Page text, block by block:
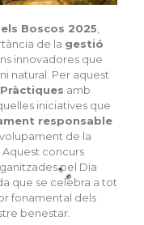
Boscos 2025,
de la gestió
innovadores que
natural. Per aquest
amb
iniciatives que
responsable
de la
Aquest concurs
pel Dia
que se celebra a tot
fonamental dels
benestar.